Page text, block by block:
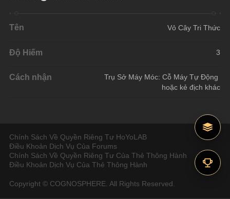
Tên Vỏ Cây Tri Thức
Độ Hiếm 3
Cách nhận
Trụ Sở Máy Móc: Cỗ Máy Tự Động
hoặc kẻ địch khác
Chính Sách Về Quyền Riêng Tư HoYoLAB
Điều Khoản Dịch Vụ Của Forums
Chính Sách Về Quyền Riêng Tư Của Thẻ Thông Hành
Điều Khoản Dịch Vụ Của Thẻ Thông Hành
Copyright © COGNOSPHERE. All Rights Reserved.